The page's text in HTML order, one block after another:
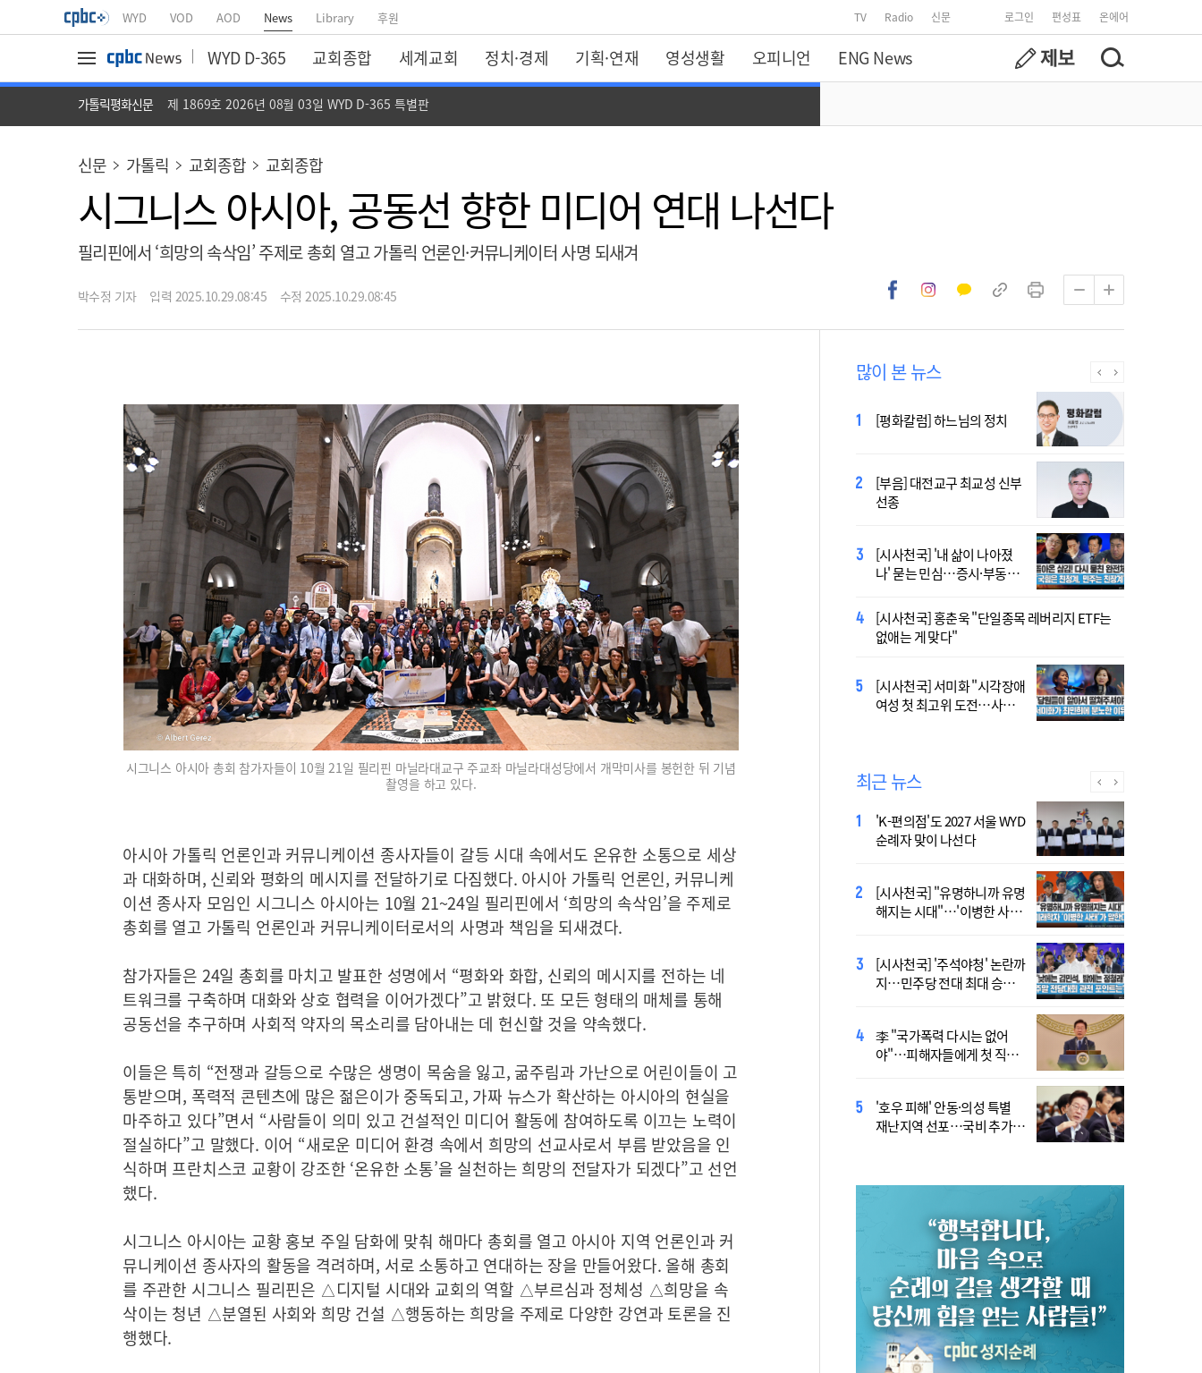
WYD VOD AOD News Library 후원 TV Radio 신문 로그인 편성표 온에어
WYD D-365 교회종합 세계교회 정치·경제 기획·연재 영성생활 오피니언 ENG News
가톨릭평화신문 제 1869호 2026년 08월 03일 WYD D-365 특별판
신문 가톨릭 교회종합 교회종합
시그니스 아시아, 공동선 향한 미디어 연대 나선다
필리핀에서 ‘희망의 속삭임’ 주제로 총회 열고 가톨릭 언론인·커뮤니케이터 사명 되새겨
박수정 기자 입력 2025.10.29.08:45 수정 2025.10.29.08:45
시그니스 아시아 총회 참가자들이 10월 21일 필리핀 마닐라대교구 주교좌 마닐라대성당에서 개막미사를 봉헌한 뒤 기념
촬영을 하고 있다.
아시아 가톨릭 언론인과 커뮤니케이션 종사자들이 갈등 시대 속에서도 온유한 소통으로 세상
과 대화하며, 신뢰와 평화의 메시지를 전달하기로 다짐했다. 아시아 가톨릭 언론인, 커뮤니케
이션 종사자 모임인 시그니스 아시아는 10월 21~24일 필리핀에서 ‘희망의 속삭임’을 주제로
총회를 열고 가톨릭 언론인과 커뮤니케이터로서의 사명과 책임을 되새겼다.
참가자들은 24일 총회를 마치고 발표한 성명에서 “평화와 화합, 신뢰의 메시지를 전하는 네
트워크를 구축하며 대화와 상호 협력을 이어가겠다”고 밝혔다. 또 모든 형태의 매체를 통해
공동선을 추구하며 사회적 약자의 목소리를 담아내는 데 헌신할 것을 약속했다.
이들은 특히 “전쟁과 갈등으로 수많은 생명이 목숨을 잃고, 굶주림과 가난으로 어린이들이 고
통받으며, 폭력적 콘텐츠에 많은 젊은이가 중독되고, 가짜 뉴스가 확산하는 아시아의 현실을
마주하고 있다”면서 “사람들이 의미 있고 건설적인 미디어 활동에 참여하도록 이끄는 노력이
절실하다”고 말했다. 이어 “새로운 미디어 환경 속에서 희망의 선교사로서 부름 받았음을 인
식하며 프란치스코 교황이 강조한 ‘온유한 소통’을 실천하는 희망의 전달자가 되겠다”고 선언
했다.
시그니스 아시아는 교황 홍보 주일 담화에 맞춰 해마다 총회를 열고 아시아 지역 언론인과 커
뮤니케이션 종사자의 활동을 격려하며, 서로 소통하고 연대하는 장을 만들어왔다. 올해 총회
를 주관한 시그니스 필리핀은 △디지털 시대와 교회의 역할 △부르심과 정체성 △희망을 속
삭이는 청년 △분열된 사회와 희망 건설 △행동하는 희망을 주제로 다양한 강연과 토론을 진
행했다.
많이 본 뉴스
[평화칼럼] 하느님의 정치
[부음] 대전교구 최교성 신부
선종
[시사천국] '내 삶이 나아졌
나' 묻는 민심…증시·부동산
[시사천국] 홍춘욱 "단일종목 레버리지 ETF는
없애는 게 맞다"
[시사천국] 서미화 "시각장애
여성 첫 최고위 도전…사회
2027 서울 WYD 공식 주제가
오늘 공개…한국인 곡 선정
2027 서울 세계청년대회 주
제가 공개…희망의 선율 울
대전신학교 유학 사제, 중국
최연소 주교 됐다
[시사천국] 서범수 '돌려차기'
발언 파장…"사석에서도 안
433곡 뚫은 한국 청년의 노
래…2027 서울 WYD 공식 주
최근 뉴스
'K-편의점'도 2027 서울 WYD
순례자 맞이 나선다
[시사천국] "유명하니까 유명
해지는 시대"…'이병한 사
[시사천국] '주석야청' 논란까
지…민주당 전대 최대 승부
李 "국가폭력 다시는 없어
야"…피해자들에게 첫 직접
'호우 피해' 안동·의성 특별
재난지역 선포…국비 추가
폭염 '뉴 노멀' 시대..."한 단계
높은 수준의 폭염"
[사제인사] 안동교구, 10일
부
'식중독 발생 9월이 가장 많
아'
정동영 "'조선' 호명 부르기
공론화 후에"…원로들 "이름
Official Theme Song for
WYD Seoul 2027 Released